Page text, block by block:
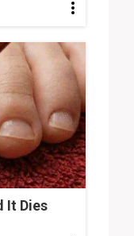
It Dies